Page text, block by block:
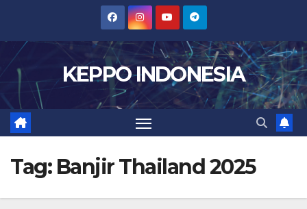
content
KEPPO INDONESIA
Tag: Banjir Thailand 2025